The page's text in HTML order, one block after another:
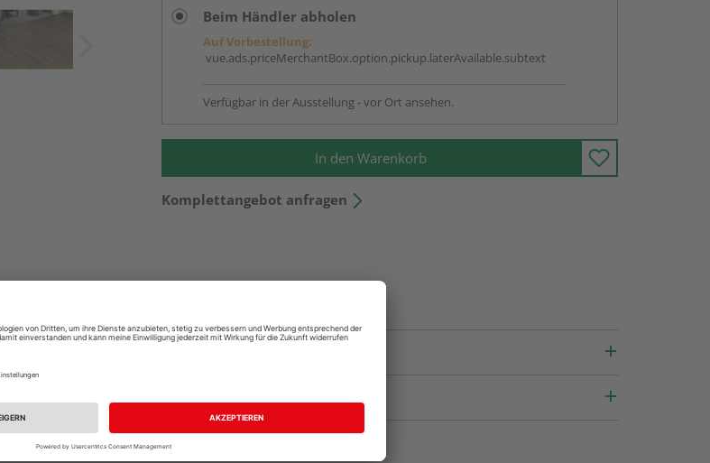
Beim Händler abholen
Auf Vorbestellung:
vue.ads.priceMerchantBox.option.pickup.laterAvailable.subtext
Verfügbar in der Ausstellung - vor Ort ansehen.
In den Warenkorb
Komplettangebot anfragen